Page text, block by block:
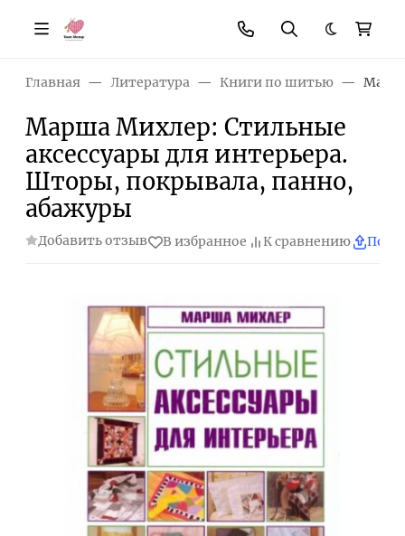
Темная
Главная Литература Книги по шитью
Марша Михлер: Стильные
аксессуары для интерьера.
Шторы, покрывала, панно,
абажуры
Добавить отзыв В избранное К сравнению